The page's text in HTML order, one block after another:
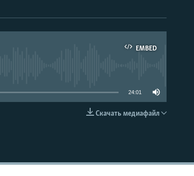
EMBED
EMBED
24:01
Скачать медиафайл